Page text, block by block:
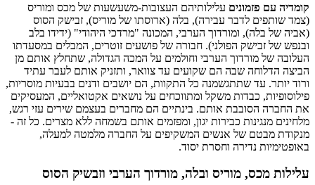
קומדיה עם פזמונים עלילותיהם העצובות-משעשעות של מכס ומוריס
(צמד שותפים לדבר עבירה), בלה (ארוסתו של מוריס), זבישק הסוס
(אביה של בלה), ומורדוך הערבי, המכונה "מרדכי היהודי" (ידידו בלב
ובנפש של זבישק הפולני). חבורה של פושעים זוטרים, המבלים במסעדתו
העלובה של מורדוך הערבי וחולמים על המכה הגדולה, שתחלץ אותם מן
הביצה הדלוחה שבה הם שקועים עד צוואר, ותזניק אותם לעבר עתיד
ורוד יותר. עד שתתגשמנה כל התקוות, הם יושבים ודנים בבעיות מוסריות,
פילוסופיות, כבדות משקל ומתווכחים על נושאים אקטואליים, המעסיקים
את החברה הסובבת אותם. בינתיים הם מחברים בעצמם שירים עזי רגש,
מלחינים מנגינות כבירות יגון, ומפזמים אותם בשמחה ללא מצרים. כל זה -
מנקודת מבטם של אנשים המשקיפים על החברה מלמטה למעלה,
באופטימיות נדירה וחסרת יסוד.
עלילות מכס, מוריס ובלה, מורדוך הערבי וזבשיק הסוס